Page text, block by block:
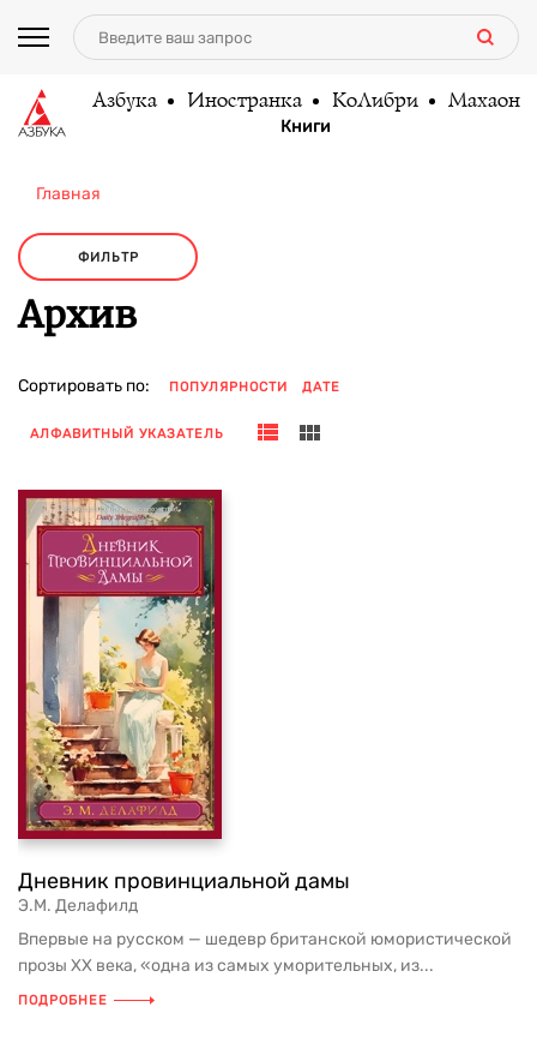
Азбука Иностранка КоЛибри Махаон
Книги
Главная
ФИЛЬТР
Архив
Сортировать по: ПОПУЛЯРНОСТИ ДАТЕ
АЛФАВИТНЫЙ УКАЗАТЕЛЬ
Дневник провинциальной дамы
Э.М. Делафилд
Впервые на русском — шедевр британской юмористической
прозы XX века, «одна из самых уморительных, из...
ПОДРОБНЕЕ